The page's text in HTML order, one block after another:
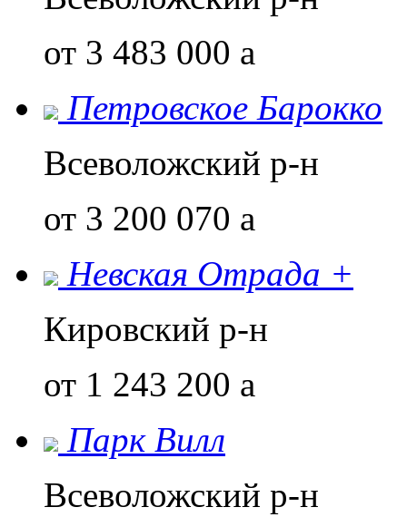
от 3 483 000 a
Петровское Барокко
Всеволожский р-н
от 3 200 070 a
Невская Отрада +
Кировский р-н
от 1 243 200 a
Парк Вилл
Всеволожский р-н